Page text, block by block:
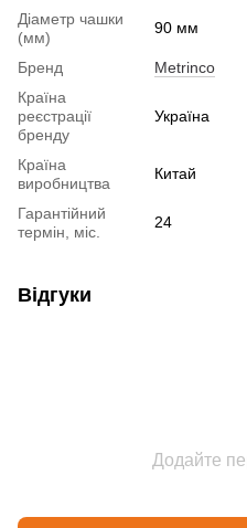
Діаметр чашки
(мм)
90 мм
Бренд
Metrinco
Країна
реєстрації
бренду
Україна
Країна
виробництва
Китай
Гарантійний
термін, міс.
24
Відгуки
Додайте